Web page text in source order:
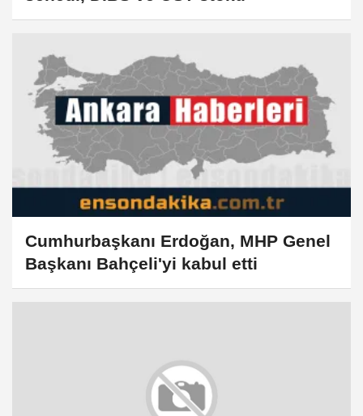
Cumhurbaşkanı Erdoğan, MHP Genel
Başkanı Bahçeli'yi kabul etti